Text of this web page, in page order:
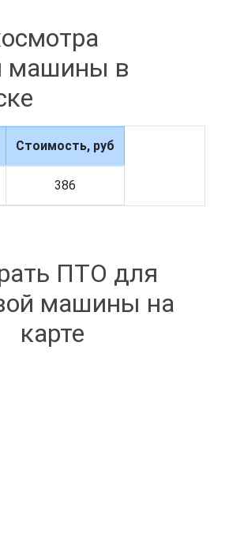
машины в
Стоимость, руб
386
ПТО для
машины на
карте